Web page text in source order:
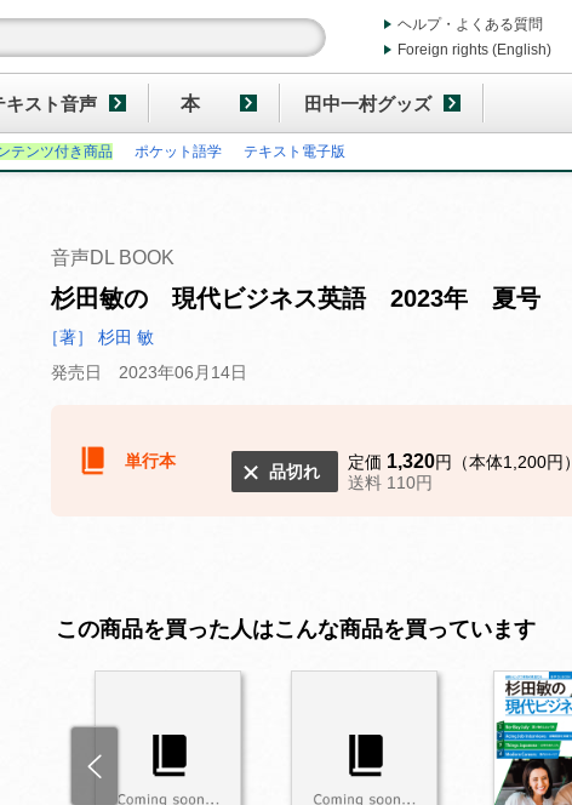
ヘルプ・よくある質問
Foreign rights (English)
キスト音声 本 田中一村グッズ
テンツ付き商品 ポケット語学 テキスト電子版
音声DL BOOK
杉田敏の 現代ビジネス英語 2023年 夏号
［著］ 杉田 敏
発売日 2023年06月14日
単行本
品切れ 定価 1,320円（本体1,200円）
送料 110円
この商品を買った人はこんな商品を買っています